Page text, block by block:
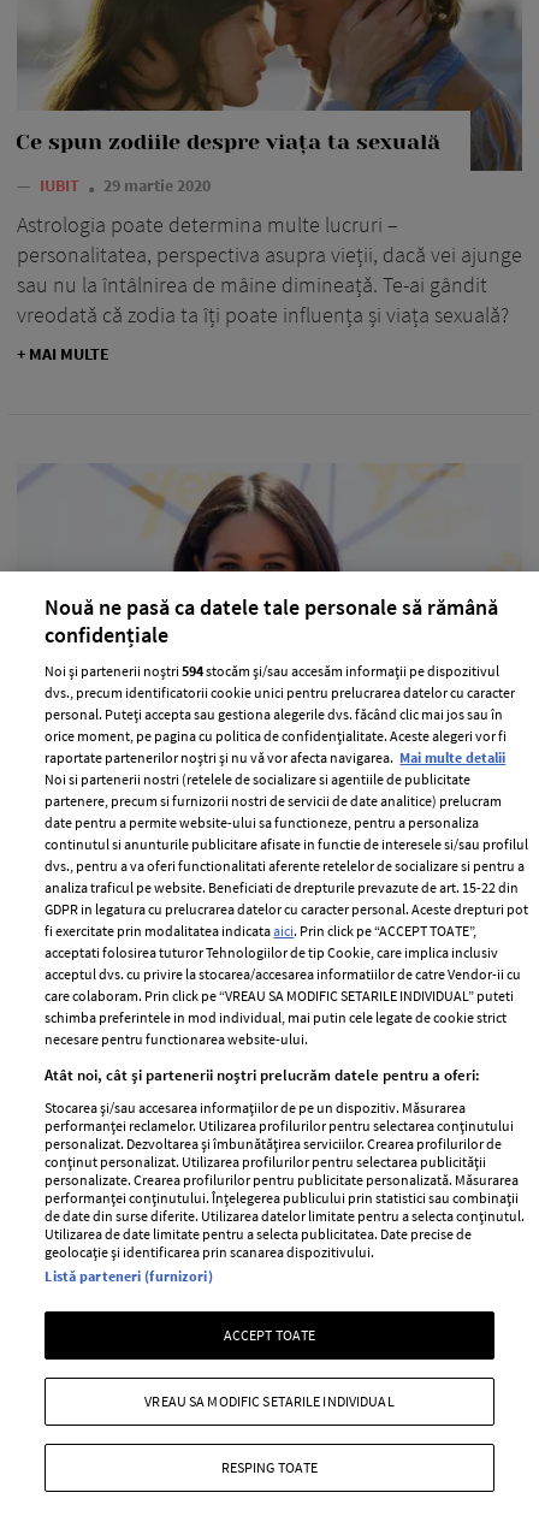
Ce spun zodiile despre viața ta sexuală
— IUBIT 29 martie 2020
Astrologia poate determina multe lucruri –
personalitatea, perspectiva asupra vieții, dacă vei ajunge
sau nu la întâlnirea de mâine dimineață. Te-ai gândit
vreodată că zodia ta îți poate influența și viața sexuală?
+ MAI MULTE
Cum arăta iubitul din liceu al lui
Meghan Markle
IUBIT 13 decembrie 2019
Dacă te întrebai cum arăta Meghan Markle în liceu, dar și
cine a fost primul ei iubit, ei bine, acum ai ocazia să vezi
o fotografie cu ei doi!
+ MAI MULTE
Cred că și tu ai sperat, măcar o dată, că unul dintre foștii
tăi iubiți se va întoarce la tine, chiar dacă nu mai ești în
Nouă ne pasă ca datele tale personale să rămână
confidențiale
Noi și partenerii noștri594stocăm și/sau accesăm informații pe dispozitivul
dvs., precum identificatorii cookie unici pentru prelucrarea datelor cu caracter
personal. Puteți accepta sau gestiona alegerile dvs. făcând clic mai jos sau în
orice moment, pe pagina cu politica de confidențialitate. Aceste alegeri vor fi
raportate partenerilor noștri și nu vă vor afecta navigarea. Mai multe detalii
Noi si partenerii nostri (retelele de socializare si agentiile de publicitate
partenere, precum si furnizorii nostri de servicii de date analitice) prelucram
date pentru a permite website-ului sa functioneze, pentru a personaliza
continutul si anunturile publicitare afisate in functie de interesele si/sau profilul
dvs., pentru a va oferi functionalitati aferente retelelor de socializare si pentru a
analiza traficul pe website. Beneficiati de drepturile prevazute de art. 15-22 din
GDPR in legatura cu prelucrarea datelor cu caracter personal. Aceste drepturi pot
fi exercitate prin modalitatea indicataaici. Prin click pe “ACCEPT TOATE”,
acceptati folosirea tuturor Tehnologiilor de tip Cookie, care implica inclusiv
acceptul dvs. cu privire la stocarea/accesarea informatiilor de catre Vendor-ii cu
care colaboram. Prin click pe “VREAU SA MODIFIC SETARILE INDIVIDUAL” puteti
schimba preferintele in mod individual, mai putin cele legate de cookie strict
necesare pentru functionarea website-ului.
Atât noi, cât și partenerii noștri prelucrăm datele pentru a oferi:
Stocarea și/sau accesarea informațiilor de pe un dispozitiv. Măsurarea
performanței reclamelor. Utilizarea profilurilor pentru selectarea conținutului
personalizat. Dezvoltarea și îmbunătățirea serviciilor. Crearea profilurilor de
conținut personalizat. Utilizarea profilurilor pentru selectarea publicității
personalizate. Crearea profilurilor pentru publicitate personalizată. Măsurarea
performanței conținutului. Înțelegerea publicului prin statistici sau combinații
de date din surse diferite. Utilizarea datelor limitate pentru a selecta conținutul.
Utilizarea de date limitate pentru a selecta publicitatea. Date precise de
geolocație și identificarea prin scanarea dispozitivului.
Listă parteneri (furnizori)
ACCEPT TOATE
RESPING TOATE
VREAU SA MODIFIC SETARILE INDIVIDUAL